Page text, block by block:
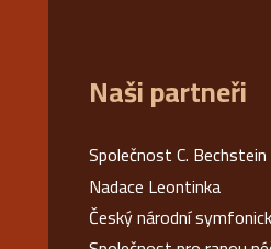
Naši partneři
Společnost C. Bechstein
Nadace Leontinka
Český národní